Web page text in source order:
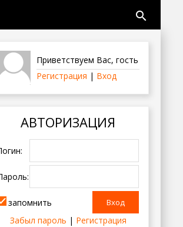
search
Приветствуем Вас, гость
Регистрация | Вход
АВТОРИЗАЦИЯ
запомнить
Забыл пароль | Регистрация